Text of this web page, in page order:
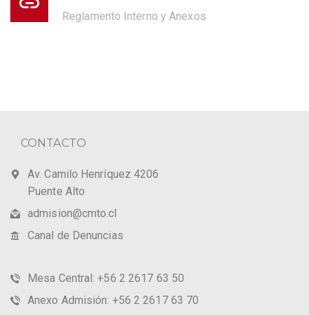
Reglamento Interno y Anexos
CONTACTO
Av. Camilo Henríquez 4206
Puente Alto
admision@cmto.cl
Canal de Denuncias
Mesa Central: +56 2 2617 63 50
Anexo Admisión: +56 2 2617 63 70